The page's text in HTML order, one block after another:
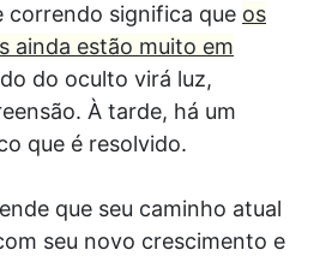
correndo significa que os
ainda estão muito em
do oculto virá luz,
À tarde, há um
que é resolvido.
que seu caminho atual
seu novo crescimento e